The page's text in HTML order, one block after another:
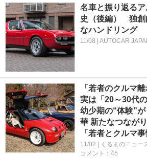
名車と振り返る
史（後編） 独創
なハンドリング
11/08 | AUTOCAR
「若者のクルマ
実は「20～30代
幼少期の“体験”
華 新たなつなが
「若者とクルマ
11/02 | くるまのニュー
コメント：45